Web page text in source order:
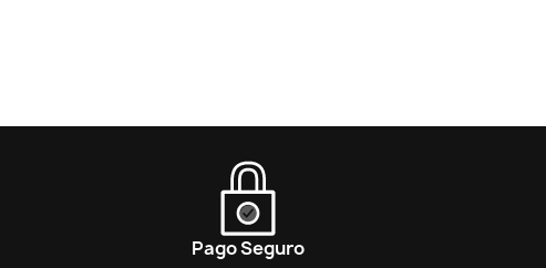
Pago Seguro